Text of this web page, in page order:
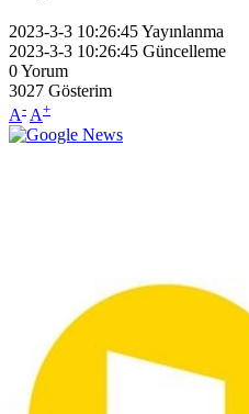
2023-3-3 10:26:45Yayınlanma
2023-3-3 10:26:45 Güncelleme
0Yorum
3027 Gösterim
A- A+